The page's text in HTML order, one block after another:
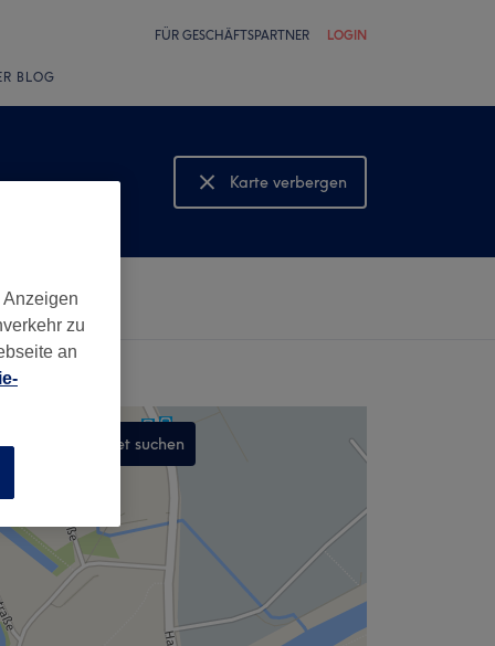
FÜR GESCHÄFTSPARTNER LOGIN
BLOG
Karte verbergen
Karte anzeigen
In diesem Gebiet suchen
zu
an